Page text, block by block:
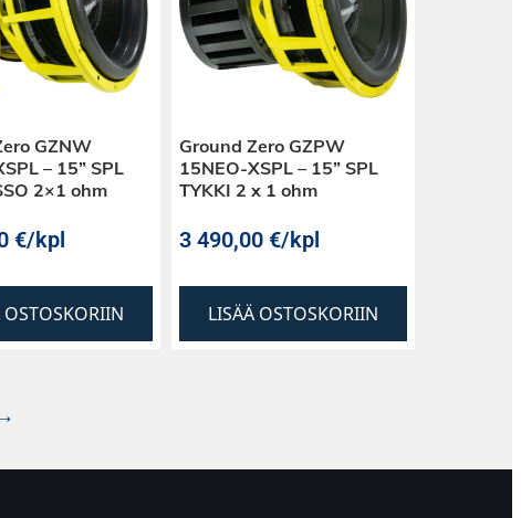
GZNW
– 15” SPL
2×1 ohm
€/kpl
OSTOSKORIIN
Ground Zero GZPW
15NEO-XSPL – 15” SPL
TYKKI 2 x 1 ohm
3 490,00 €/kpl
LISÄÄ OSTOSKORIIN